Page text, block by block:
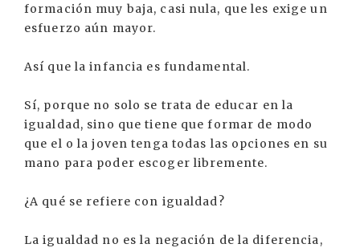
formación muy baja, casi nula, que les exige un
esfuerzo aún mayor.
Así que la infancia es fundamental.
Sí, porque no solo se trata de educar en la
igualdad, sino que tiene que formar de modo
que el o la joven tenga todas las opciones en su
mano para poder escoger libremente.
¿A qué se refiere con igualdad?
La igualdad no es la negación de la diferencia,